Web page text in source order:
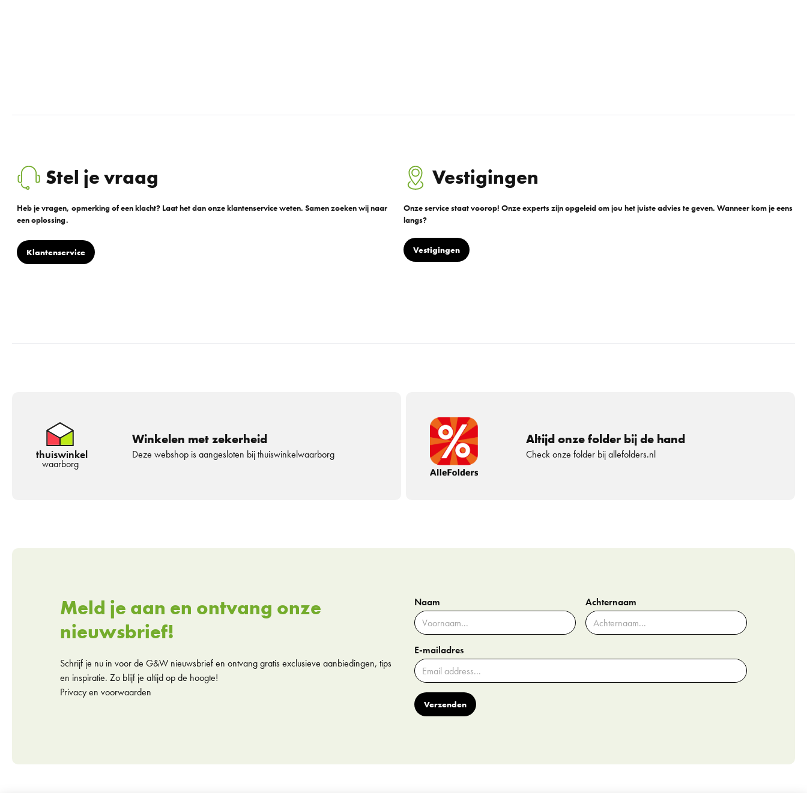
Stel je vraag
Heb je vragen, opmerking of een klacht? Laat het dan onze klantenservice weten. Samen zoeken wij naar
een oplossing.
Klantenservice
Vestigingen
Onze service staat voorop! Onze experts zijn opgeleid om jou het juiste advies te geven. Wanneer kom je eens
langs?
Vestigingen
thuiswinkel
waarborg
Winkelen met zekerheid
Deze webshop is aangesloten bij thuiswinkelwaarborg
Altijd onze folder bij de hand
Check onze folder bij allefolders.nl
Meld je aan en ontvang onze
nieuwsbrief!
Schrijf je nu in voor de G&W nieuwsbrief en ontvang gratis exclusieve aanbiedingen, tips
en inspiratie. Zo blijf je altijd op de hoogte!
Privacy en voorwaarden
Naam Achternaam
E-mailadres
Verzenden